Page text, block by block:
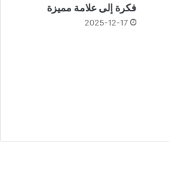
فكرة إلى علامة مميزة
2025-12-17